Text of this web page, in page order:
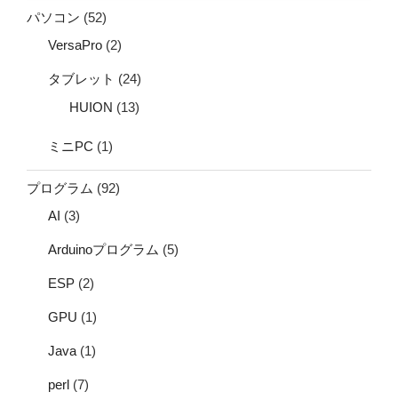
パソコン (52)
VersaPro (2)
タブレット (24)
HUION (13)
ミニPC (1)
プログラム (92)
AI (3)
Arduinoプログラム (5)
ESP (2)
GPU (1)
Java (1)
perl (7)